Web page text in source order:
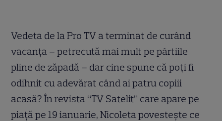
Vedeta de la Pro TV a terminat de curând
vacanţa – petrecută mai mult pe pârtiile
pline de zăpadă – dar cine spune că poţi fi
odihnit cu adevărat când ai patru copiii
acasă? În revista “TV Satelit” care apare pe
piaţă pe 19 ianuarie, Nicoleta povesteşte ce